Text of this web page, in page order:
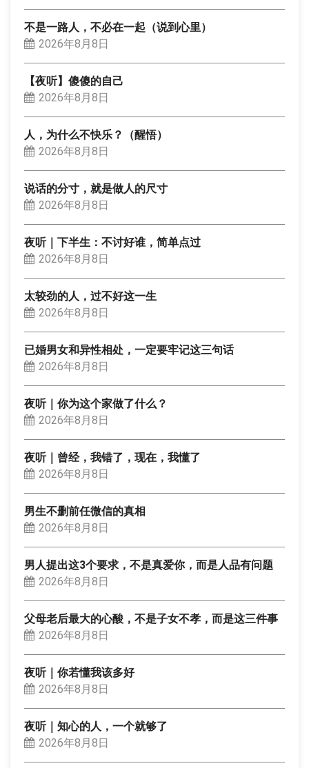
不是一路人，不必在一起（说到心里）
2026年8月8日
【夜听】傻傻的自己
2026年8月8日
人，为什么不快乐？（醒悟）
2026年8月8日
说话的分寸，就是做人的尺寸
2026年8月8日
夜听｜下半生：不讨好谁，简单点过
2026年8月8日
太较劲的人，过不好这一生
2026年8月8日
已婚男女和异性相处，一定要牢记这三句话
2026年8月8日
夜听｜你为这个家做了什么？
2026年8月8日
夜听｜曾经，我错了，现在，我懂了
2026年8月8日
男生不删前任微信的真相
2026年8月8日
男人提出这3个要求，不是真爱你，而是人品有问题
2026年8月8日
父母老后最大的心酸，不是子女不孝，而是这三件事
2026年8月8日
夜听｜你若懂我该多好
2026年8月8日
夜听｜知心的人，一个就够了
2026年8月8日